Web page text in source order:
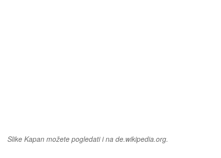
Slike Kapan možete pogledati i na de.wikipedia.org.